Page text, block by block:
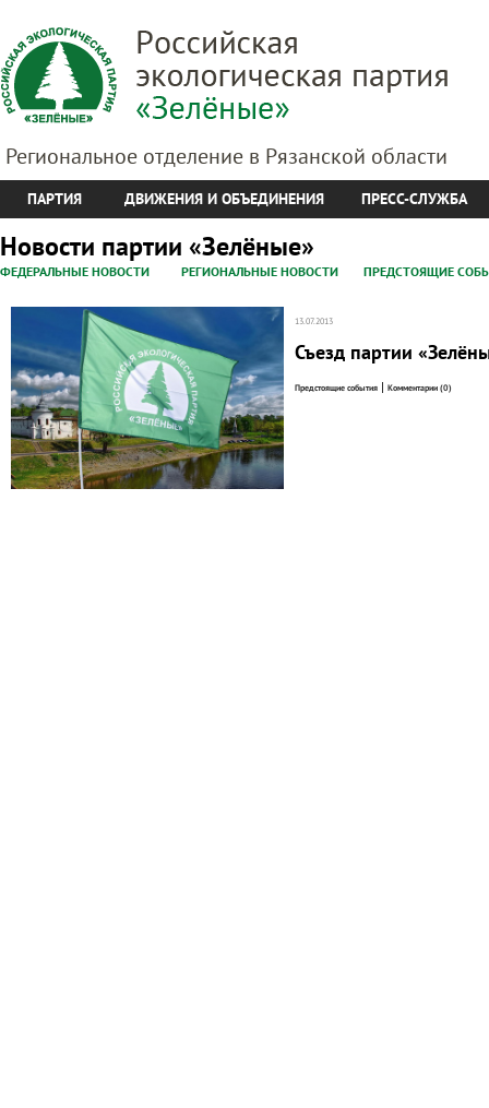
Региональное отделение в Рязанской области
ПАРТИЯ ДВИЖЕНИЯ И ОБЪЕДИНЕНИЯ ПРЕСС-СЛУЖБА
Новости партии «Зелёные»
ФЕДЕРАЛЬНЫЕ НОВОСТИ РЕГИОНАЛЬНЫЕ НОВОСТИ ПРЕДСТОЯЩИЕ
13.07.2013
Съезд партии
Предстоящие события | Комментарии (0)